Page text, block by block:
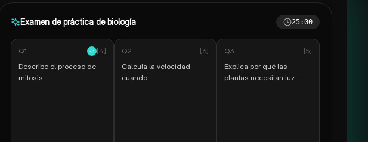
Examen de práctica de biología 12:00
Q1 [4]
Describe el proceso de
mitosis...
Q2 [6]
Calcula la velocidad
cuando...
Q3 [5]
Explica por qué las
plantas necesitan luz...